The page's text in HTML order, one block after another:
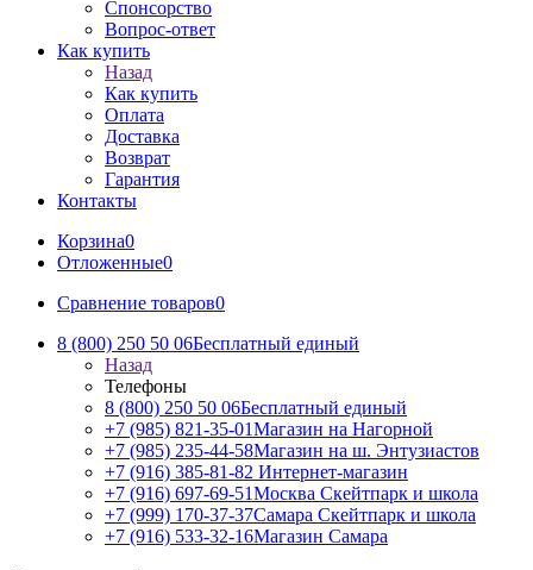
Спонсорство
Вопрос-ответ
Как купить
Назад
Как купить
Оплата
Доставка
Возврат
Гарантия
Контакты
Корзина0
Отложенные0
Сравнение товаров0
8 (800) 250 50 06Бесплатный единый
Назад
Телефоны
8 (800) 250 50 06Бесплатный единый
+7 (985) 821-35-01Магазин на Нагорной
+7 (985) 235-44-58Магазин на ш. Энтузиастов
+7 (916) 385-81-82 Интернет-магазин
+7 (916) 697-69-51Москва Скейтпарк и школа
+7 (999) 170-37-37Самара Скейтпарк и школа
+7 (916) 533-32-16Магазин Самара